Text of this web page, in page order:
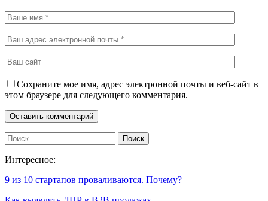
Сохраните мое имя, адрес электронной почты и веб-сайт в
этом браузере для следующего комментария.
Интересное:
9 из 10 стартапов проваливаются. Почему?